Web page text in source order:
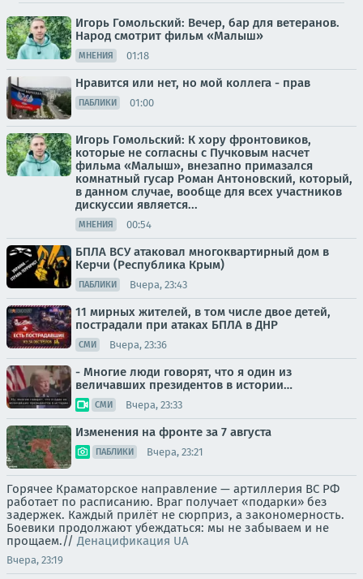
Игорь Гомольский: Вечер, бар для ветеранов.
Народ смотрит фильм «Малыш»
МНЕНИЯ 01:18
Нравится или нет, но мой коллега - прав
ПАБЛИКИ 01:00
Игорь Гомольский: К хору фронтовиков,
которые не согласны с Пучковым насчет
фильма «Малыш», внезапно примазался
комнатный гусар Роман Антоновский, который,
в данном случае, вообще для всех участников
дискуссии является...
МНЕНИЯ 00:54
БПЛА ВСУ атаковал многоквартирный дом в
Керчи (Республика Крым)
ПАБЛИКИ Вчера, 23:43
11 мирных жителей, в том числе двое детей,
пострадали при атаках БПЛА в ДНР
СМИ Вчера, 23:36
- Многие люди говорят, что я один из
величавших президентов в истории…
СМИ Вчера, 23:33
Изменения на фронте за 7 августа
ПАБЛИКИ Вчера, 23:21
Горячее Краматорское направление — артиллерия ВС РФ
работает по расписанию. Враг получает «подарки» без
задержек. Каждый прилёт не сюрприз, а закономерность.
Боевики продолжают убеждаться: мы не забываем и не
прощаем.// Денацификация UA
Вчера, 23:19